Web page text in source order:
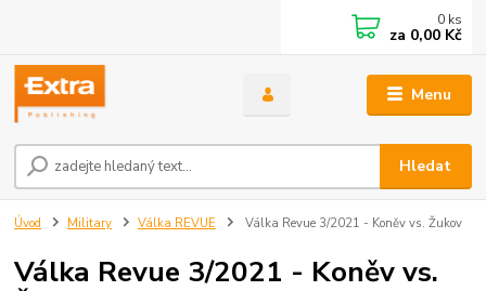
Menu
Hledat
0 ks
za 0,00 Kč
Úvod Military Válka REVUE Válka Revue 3/2021 - Koněv vs. Žukov
Válka Revue 3/2021 - Koněv vs.